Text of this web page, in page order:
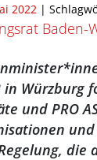
2022 |
Baden-
i
in Würzburg
und PRO
die